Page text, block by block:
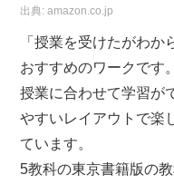
出典:amazon.co.jp
「授業を受けたがわ
おすすめのワークです。
授業に合わせて学習が
やすいレイアウトで楽
ています。
5教科の東京書籍版の